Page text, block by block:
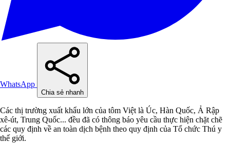
WhatsApp
Chia sẻ nhanh
Các thị trường xuất khẩu lớn của tôm Việt là Úc, Hàn Quốc, Ả Rập
xê-út, Trung Quốc... đều đã có thông báo yêu cầu thực hiện chặt chẽ
các quy định về an toàn dịch bệnh theo quy định của Tổ chức Thú y
thế giới.